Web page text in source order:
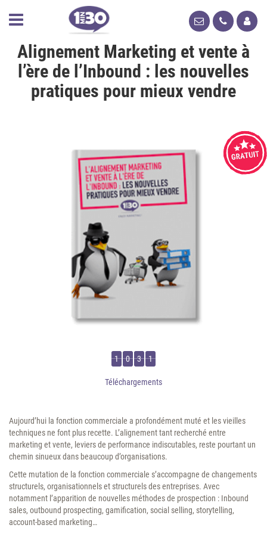
Alignement Marketing et vente à
l’ère de l’Inbound : les nouvelles
pratiques pour mieux vendre
1 0 3 1
Téléchargements
Aujourd’hui la fonction commerciale a profondément muté et les vieilles
techniques ne font plus recette. L’alignement tant recherché entre
marketing et vente, leviers de performance indiscutables, reste pourtant un
chemin sinueux dans beaucoup d’organisations.
Cette mutation de la fonction commerciale s’accompagne de changements
structurels, organisationnels et structurels des entreprises. Avec
notamment l’apparition de nouvelles méthodes de prospection : Inbound
sales, outbound prospecting, gamification, social selling, storytelling,
account-based marketing…